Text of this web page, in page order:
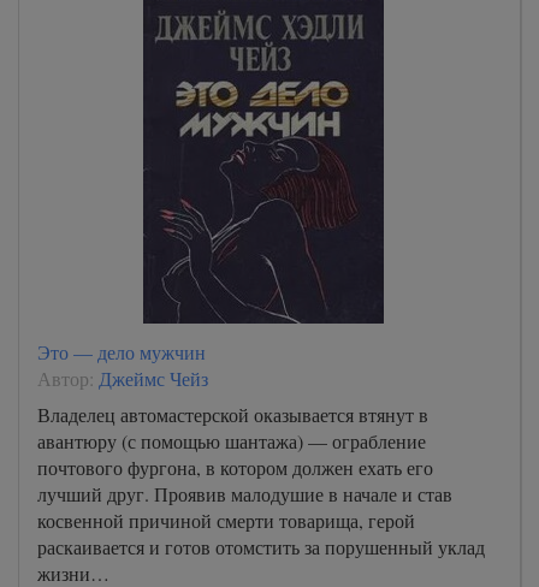
Это — дело мужчин
Автор: Джеймс Чейз
Владелец автомастерской оказывается втянут в
авантюру (с помощью шантажа) — ограбление
почтового фургона, в котором должен ехать его
лучший друг. Проявив малодушие в начале и став
косвенной причиной смерти товарища, герой
раскаивается и готов отомстить за порушенный уклад
жизни…